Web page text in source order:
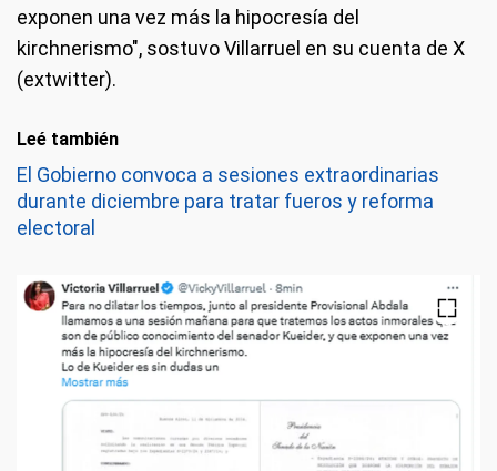
exponen una vez más la hipocresía del
kirchnerismo", sostuvo Villarruel en su cuenta de X
(extwitter).
Leé también
El Gobierno convoca a sesiones extraordinarias
durante diciembre para tratar fueros y reforma
electoral